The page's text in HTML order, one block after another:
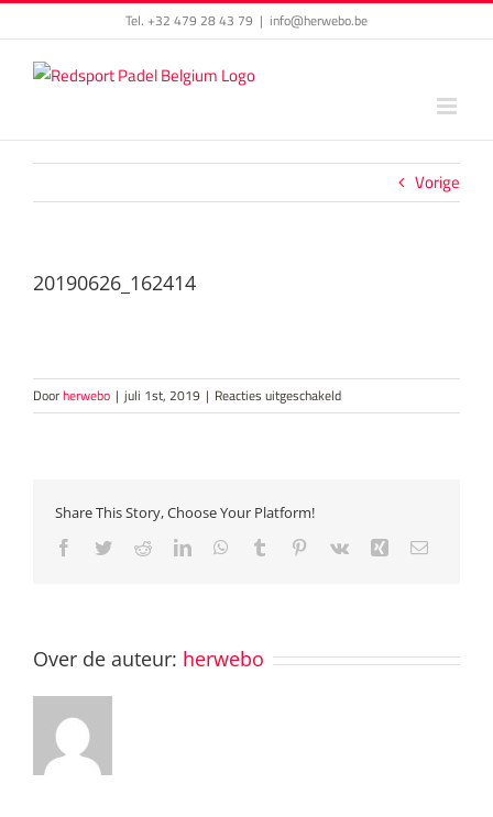
to
content
Tel. +32 479 28 43 79 | info@herwebo.be
Vorige
20190626_162414
Doorherwebo | juli 1st, 2019 | Reacties uitgeschakeldvoor
20190626_162414
Share This Story, Choose Your Platform!
Facebook
TwitterRedditLinkedInWhatsApp
Tumblr Pinterest
Vk Xing E-
Over de auteur: herwebo